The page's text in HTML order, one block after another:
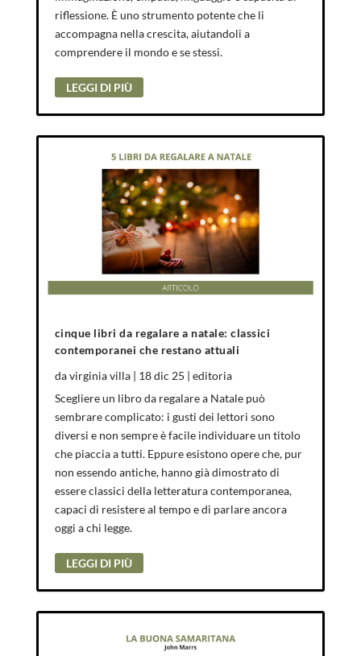
riflessione. È uno strumento potente che li
accompagna nella crescita, aiutandoli a
comprendere il mondo e se stessi.
LEGGI DI PIÙ
cinque libri da regalare a natale: classici
contemporanei che restano attuali
davirginia villa| 18 dic 25 | editoria
Scegliere un libro da regalare a Natale può
sembrare complicato: i gusti dei lettori sono
diversi e non sempre è facile individuare un titolo
che piaccia a tutti. Eppure esistono opere che, pur
non essendo antiche, hanno già dimostrato di
essere classici della letteratura contemporanea,
capaci di resistere al tempo e di parlare ancora
oggi a chi legge.
LEGGI DI PIÙ